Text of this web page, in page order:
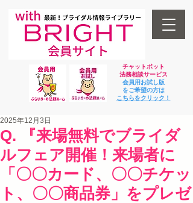
チャットボット
法務相談サービス
会員用お試し版
をご希望の方は
​こちらをクリック！
Q. 『来場無料でブライダ
ルフェア開催！来場者に
「〇〇カード、〇〇チケッ
ト、〇〇商品券」をプレゼ
2025年12月3日